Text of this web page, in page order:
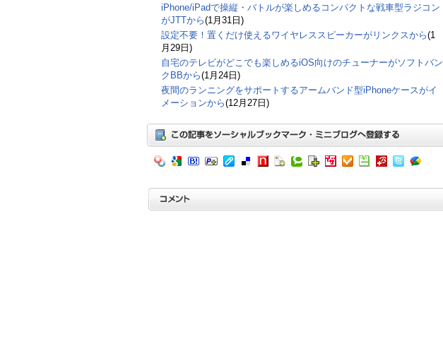
iPhone/iPadで操縦・バトルが楽しめるコンパクトな戦車型ラジコン
がJTTから(1月31日)
設定不要！置くだけ使えるワイヤレススピーカーがリンクスから(1
月29日)
自宅のテレビがどこでも楽しめるiOS向けのチューナーがソフトバン
クBBから(1月24日)
夜間のランニングをサポートするアームバンド型iPhoneケースがイ
メーションから(12月27日)